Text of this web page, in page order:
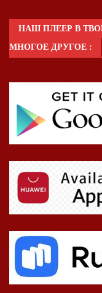
НАШ ПЛЕЕР В
МНОГОЕ ДРУГОЕ :